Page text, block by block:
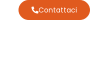
Contattaci